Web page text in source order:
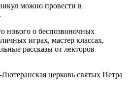
можно провести в
нового о беспозвоночных
играх, мастер классах,
рассказы от лекторов
церковь святых Петра